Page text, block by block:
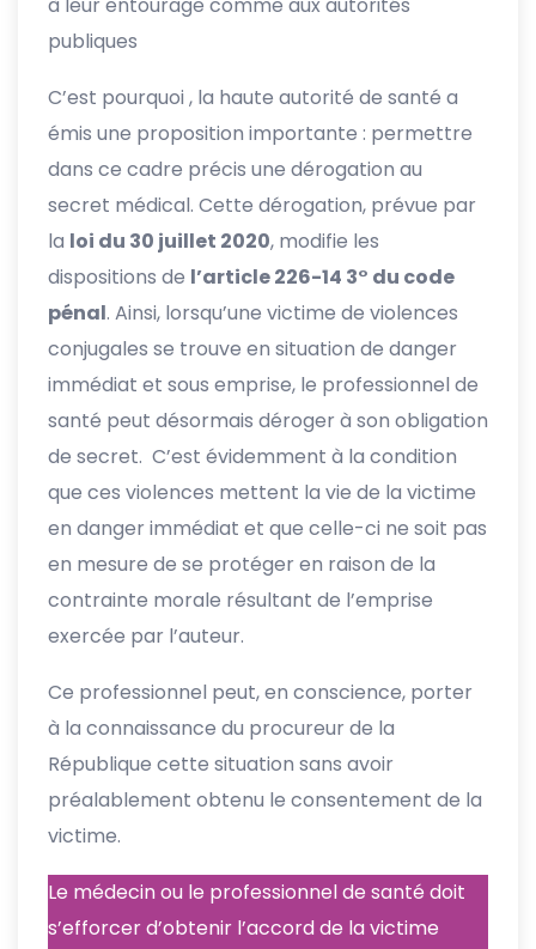
à leur entourage comme aux autorités
publiques
C’est pourquoi , la haute autorité de santé a
émis une proposition importante : permettre
dans ce cadre précis une dérogation au
secret médical. Cette dérogation, prévue par
la loi du 30 juillet 2020, modifie les
dispositions de l’article 226-14 3° du code
pénal. Ainsi, lorsqu’une victime de violences
conjugales se trouve en situation de danger
immédiat et sous emprise, le professionnel de
santé peut désormais déroger à son obligation
de secret. C’est évidemment à la condition
que ces violences mettent la vie de la victime
en danger immédiat et que celle-ci ne soit pas
en mesure de se protéger en raison de la
contrainte morale résultant de l’emprise
exercée par l’auteur.
Ce professionnel peut, en conscience, porter
à la connaissance du procureur de la
République cette situation sans avoir
préalablement obtenu le consentement de la
victime.
Le médecin ou le professionnel de santé doit
s’efforcer d’obtenir l’accord de la victime